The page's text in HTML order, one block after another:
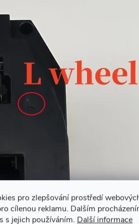
pro zlepšování prostředí
cílenou reklamu. Dalším
s jejich používáním. Další informace